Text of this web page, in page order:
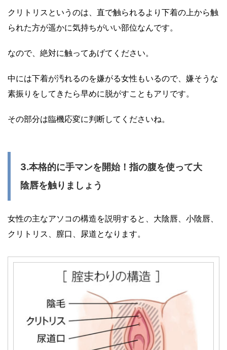
クリトリスというのは、直で触られるより下着の上から触
られた方が遥かに気持ちがいい部位なんです。
なので、絶対に触ってあげてください。
中には下着が汚れるのを嫌がる女性もいるので、嫌そうな
素振りをしてきたら早めに脱がすこともアリです。
その部分は臨機応変に判断してくださいね。
3.本格的に手マンを開始！指の腹を使って大
陰唇を触りましょう
女性の主なアソコの構造を説明すると、大陰唇、小陰唇、
クリトリス、膣口、尿道となります。